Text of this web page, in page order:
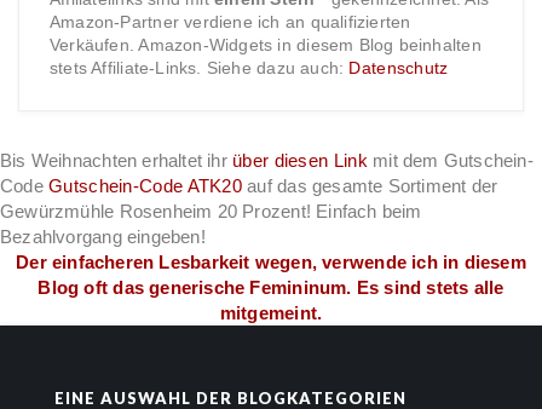
Amazon-Partner verdiene ich an qualifizierten
Verkäufen. Amazon-Widgets in diesem Blog beinhalten
stets Affiliate-Links. Siehe dazu auch: Datenschutz
Bis Weihnachten erhaltet ihr über diesen Link mit dem Gutschein-
CodeGutschein-Code ATK20 auf das gesamte Sortiment der
Gewürzmühle Rosenheim 20 Prozent! Einfach beim
Bezahlvorgang eingeben!
Der einfacheren Lesbarkeit wegen, verwende ich in diesem
Blog oft das generische Femininum. Es sind stets alle
mitgemeint.
EINE AUSWAHL DER BLOGKATEGORIEN